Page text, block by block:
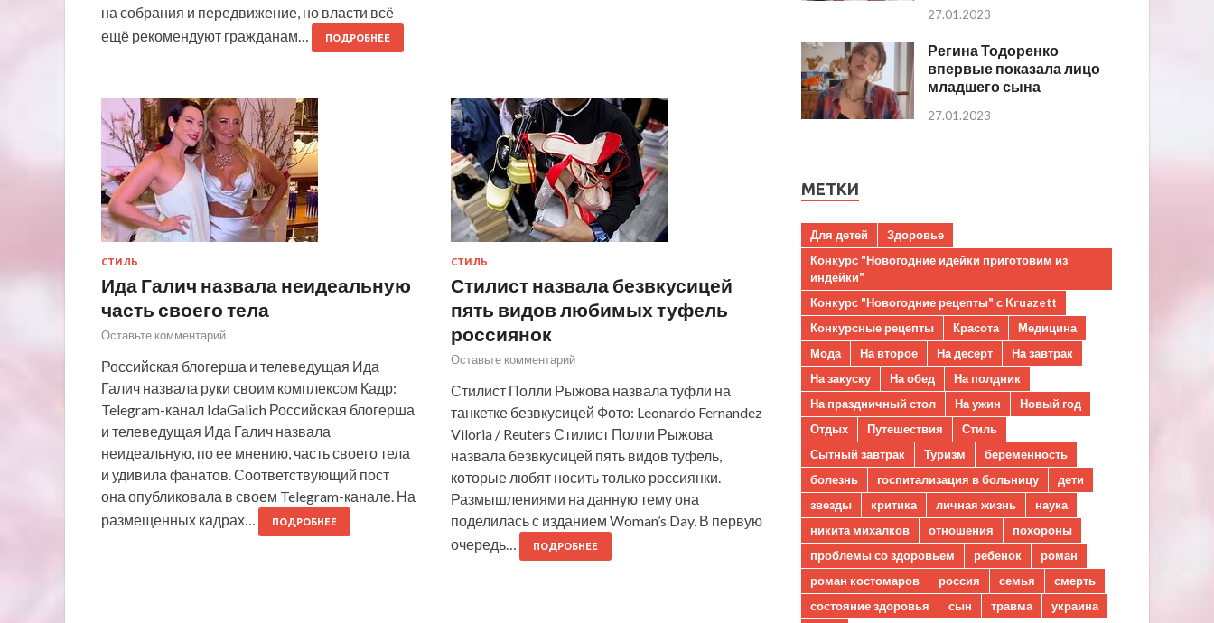
на собрания и передвижение, но власти всё
ещё рекомендуют гражданам…
ПОДРОБНЕЕ
СТИЛЬ
Ида Галич назвала неидеальную
часть своего тела
Оставьте комментарий
Российская блогерша и телеведущая Ида
Галич назвала руки своим комплексом Кадр:
Telegram-канал IdaGalich Российская блогерша
и телеведущая Ида Галич назвала
неидеальную, по ее мнению, часть своего тела
и удивила фанатов. Соответствующий пост
она опубликовала в своем Telegram-канале. На
размещенных кадрах…
ПОДРОБНЕЕ
СТИЛЬ
Стилист назвала безвкусицей
пять видов любимых туфель
россиянок
Оставьте комментарий
Стилист Полли Рыжова назвала туфли на
танкетке безвкусицей Фото: Leonardo Fernandez
Viloria / Reuters Стилист Полли Рыжова
назвала безвкусицей пять видов туфель,
которые любят носить только россиянки.
Размышлениями на данную тему она
поделилась с изданием Woman’s Day. В первую
очередь…
ПОДРОБНЕЕ
27.01.2023
Регина Тодоренко
впервые показала лицо
младшего сына
27.01.2023
МЕТКИ
Для детей
Здоровье
Конкурс "Новогодние идейки приготовим из
индейки"
Конкурс "Новогодние рецепты" с Kruazett
Конкурсные рецепты
Красота
Медицина
Мода
На второе На десерт
На завтрак
На закуску
На обед
На полдник
На праздничный стол
На ужин
Новый год
Отдых
Путешествия
Стиль
Сытный завтрак
Туризм
беременность
болезнь
госпитализация в больницу
дети
звезды
критика личная жизнь
наука
никита михалков
отношения
похороны
проблемы со здоровьем
ребенок
роман
роман костомаров
россия семья
смерть
состояние здоровья
сын травма украина